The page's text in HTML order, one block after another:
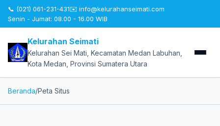
📞 (021) 061-231-431✉️ info@kelurahanseimati.com
Senin - Jumat: 08.00 - 16.00 WIB
Kelurahan Seimati
Kelurahan Sei Mati, Kecamatan Medan Labuhan,
Kota Medan, Provinsi Sumatera Utara
Beranda/Peta Situs